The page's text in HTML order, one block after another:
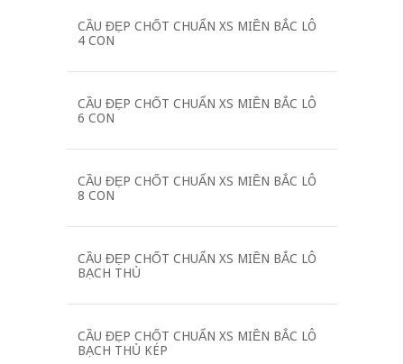
CẦU ĐẸP CHỐT CHUẨN XS MIỀN BẮC LÔ
4 CON
CẦU ĐẸP CHỐT CHUẨN XS MIỀN BẮC LÔ
6 CON
CẦU ĐẸP CHỐT CHUẨN XS MIỀN BẮC LÔ
8 CON
CẦU ĐẸP CHỐT CHUẨN XS MIỀN BẮC LÔ
BẠCH THỦ
CẦU ĐẸP CHỐT CHUẨN XS MIỀN BẮC LÔ
BẠCH THỦ KÉP